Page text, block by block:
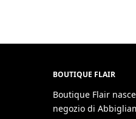
BOUTIQUE FLAIR
Boutique Flair
negozio di